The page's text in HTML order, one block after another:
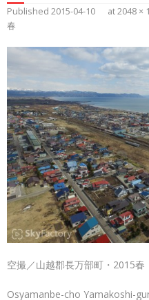
Published 2015-04-10 at2048 ×
春
空撮／山越郡長万部町・2015春
Osyamanbe-cho Yamakoshi-